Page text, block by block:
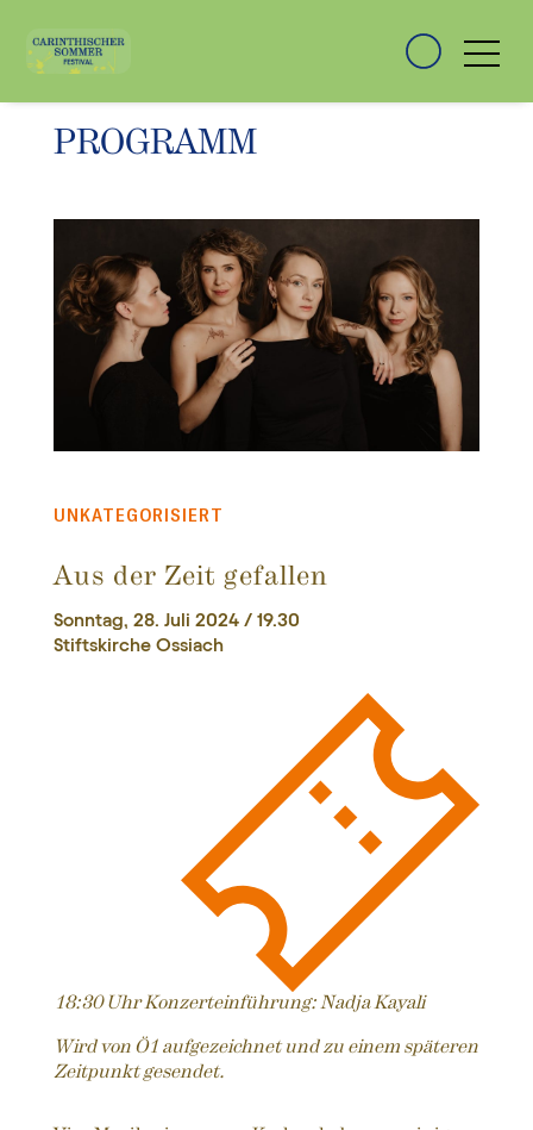
PROGRAMM
UNKATEGORISIERT
Aus der Zeit gefallen
Sonntag, 28. Juli 2024 / 19.30
Stiftskirche Ossiach
18:30 Uhr Konzerteinführung: Nadja Kayali
Wird von Ö1 aufgezeichnet und zu einem späteren
Zeitpunkt gesendet.